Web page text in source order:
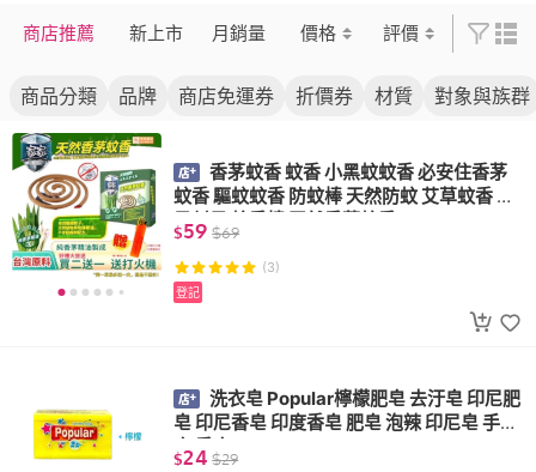
商店推薦 新上市 月銷量 價格 評價
商品分類 品牌 商店免運券 折價券 材質 對象與族群
香茅蚊香 蚊香 小黑蚊蚊香 必安住香茅
蚊香 驅蚊蚊香 防蚊棒 天然防蚊 艾草蚊香 蚊
子剋星 蚊香棒 天然香茅蚊香
$59 $69
(3)
登記
洗衣皂 Popular檸檬肥皂 去汙皂 印尼肥
皂 印尼香皂 印度香皂 肥皂 泡辣 印尼皂 手工
皂 香皂
$24 $29